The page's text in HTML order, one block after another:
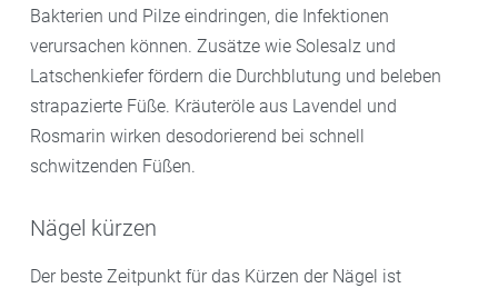
Bakterien und Pilze eindringen, die Infektionen
verursachen können. Zusätze wie Solesalz und
Latschenkiefer fördern die Durchblutung und beleben
strapazierte Füße. Kräuteröle aus Lavendel und
Rosmarin wirken desodorierend bei schnell
schwitzenden Füßen.
Nägel kürzen
Der beste Zeitpunkt für das Kürzen der Nägel ist